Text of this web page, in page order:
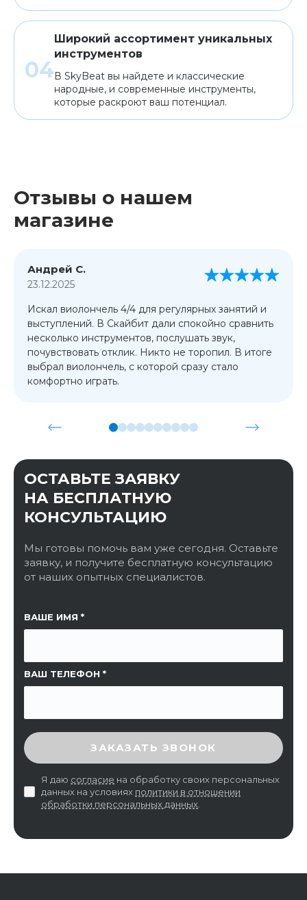
Широкий ассортимент уникальных
инструментов
В SkyBeat вы найдете и классические
народные, и современные инструменты,
которые раскроют ваш потенциал.
Отзывы о нашем
магазине
Андрей С.
23.12.2025
Искал виолончель 4/4 для регулярных занятий и
выступлений. В Скайбит дали спокойно сравнить
несколько инструментов, послушать звук,
почувствовать отклик. Никто не торопил. В итоге
выбрал виолончель, с которой сразу стало
комфортно играть.
ОСТАВЬТЕ ЗАЯВКУ
НА БЕСПЛАТНУЮ
КОНСУЛЬТАЦИЮ
Мы готовы помочь вам уже сегодня. Оставьте
заявку, и получите бесплатную консультацию
от наших опытных специалистов.
ВАШЕ ИМЯ
ВАШ ТЕЛЕФОН
ССЫЛКА НА СТРАНИЦУ
ВВЕДИТЕ ПРОВЕРОЧНЫЙ КОД
ЗАКАЗАТЬ ЗВОНОК
Я даю согласие на обработку своих персональных
данных на условиях политики в отношении
обработки персональных данных